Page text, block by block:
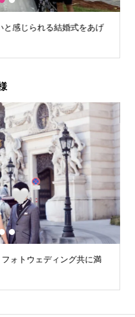
試着しましたが、問題なく
決めました。
ない時間を見計らって外
2 3